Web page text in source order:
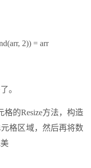
2)) = arr
。
的Resize方法，构造
格区域，然后再将数